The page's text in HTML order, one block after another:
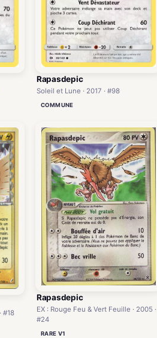
Rapasdepic
Soleil et Lune · 2017 · #98
COMMUNE
#18
Rapasdepic
EX : Rouge Feu & Vert Feuille · 2005 ·
#24
RARE V1